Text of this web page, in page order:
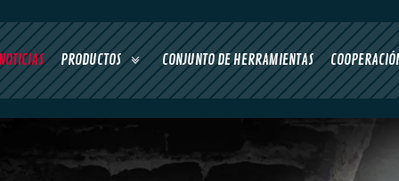
PRODUCTOS CONJUNTO DE HERRAMIENTAS